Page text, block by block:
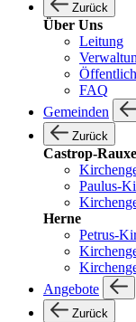
Zurück
Über Uns
Leitung
FAQ
Gemeinden
Zurück
Castrop-
Paulus-
Herne
Petrus-
Angebote
Zurück